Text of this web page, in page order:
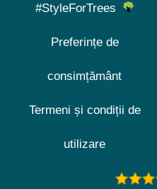
#StyleForTrees
Preferințe de
consimțământ
Termeni și condiții de
utilizare